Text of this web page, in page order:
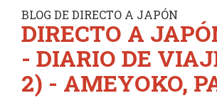
BLOG DE DIRECTO A JAPÓN
DIRECTO A
- DIARIO DE
2) - AMEYOKO,
DESTINOS
RUTAS / MAPAS
CULTURA